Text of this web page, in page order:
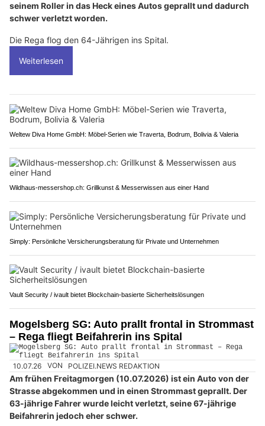
seinem Roller in das Heck eines Autos geprallt und dadurch
schwer verletzt worden.
Die Rega flog den 64-Jährigen ins Spital.
Weiterlesen
Weltew Diva Home GmbH: Möbel-Serien wie Traverta, Bodrum, Bolivia & Valeria
Wildhaus-messershop.ch: Grillkunst & Messerwissen aus einer Hand
Simply: Persönliche Versicherungsberatung für Private und Unternehmen
Vault Security / ivault bietet Blockchain-basierte Sicherheitslösungen
Mogelsberg SG: Auto prallt frontal in Strommast
– Rega fliegt Beifahrerin ins Spital
10.07.26 VON POLIZEI.NEWS REDAKTION
Am frühen Freitagmorgen (10.07.2026) ist ein Auto von der
Strasse abgekommen und in einen Strommast geprallt. Der
63-jährige Fahrer wurde leicht verletzt, seine 67-jährige
Beifahrerin jedoch eher schwer.